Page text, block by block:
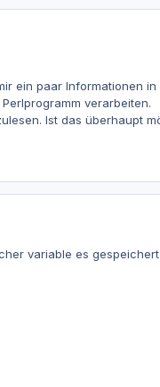
ein paar Informationen
verarbeiten.
Ist das überhaupt
variable es gespeichert